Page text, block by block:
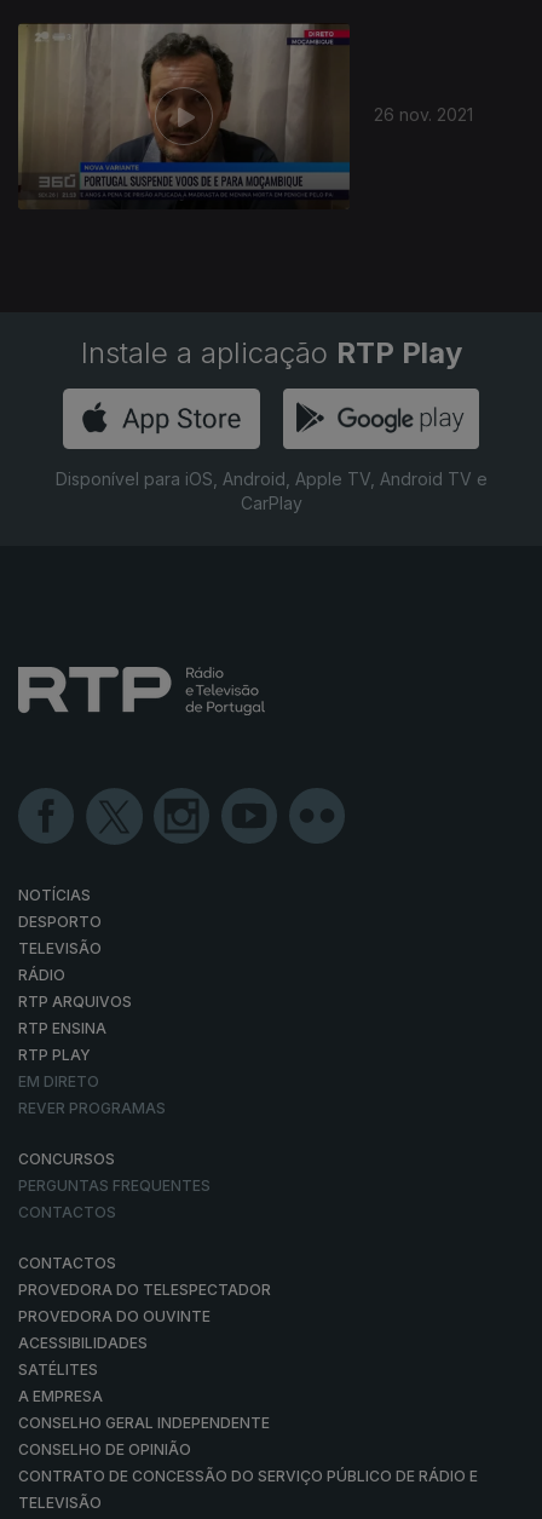
26 nov. 2021
Instale a aplicação RTP Play
Disponível para iOS, Android, Apple TV, Android TV e
CarPlay
NOTÍCIAS
DESPORTO
TELEVISÃO
RÁDIO
RTP ARQUIVOS
RTP ENSINA
RTP PLAY
EM DIRETO
REVER PROGRAMAS
CONCURSOS
PERGUNTAS FREQUENTES
CONTACTOS
CONTACTOS
PROVEDORA DO TELESPECTADOR
PROVEDORA DO OUVINTE
ACESSIBILIDADES
SATÉLITES
A EMPRESA
CONSELHO GERAL INDEPENDENTE
CONSELHO DE OPINIÃO
CONTRATO DE CONCESSÃO DO SERVIÇO PÚBLICO DE RÁDIO E
TELEVISÃO